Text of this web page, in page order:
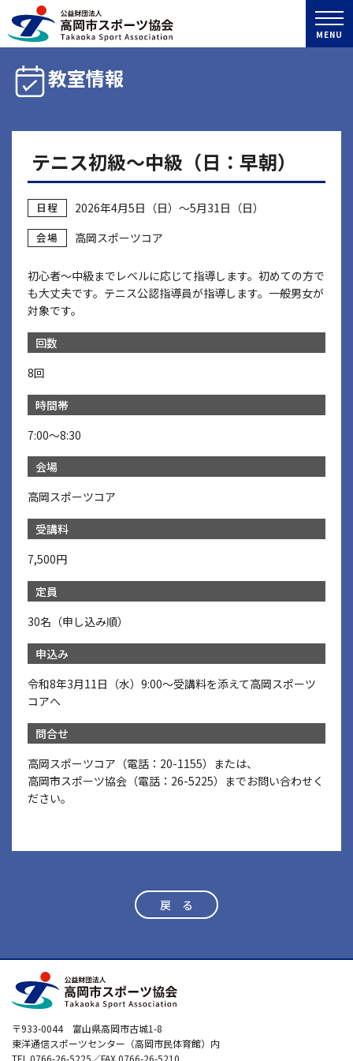
MENU
教室情報
テニス初級～中級（日：早朝）
日程 2026年4月5日（日）～5月31日（日）
会場 高岡スポーツコア
初心者～中級までレベルに応じて指導します。初めての方で
も大丈夫です。テニス公認指導員が指導します。一般男女が
対象です。
回数
8回
時間帯
7:00～8:30
会場
高岡スポーツコア
受講料
7,500円
定員
30名（申し込み順）
申込み
令和8年3月11日（水）9:00～受講料を添えて高岡スポーツ
コアへ
問合せ
高岡スポーツコア（電話：20-1155）または、
高岡市スポーツ協会（電話：26-5225）までお問い合わせく
ださい。
戻 る
〒933-0044 富山県高岡市古城1-8
東洋通信スポーツセンター（高岡市民体育館）内